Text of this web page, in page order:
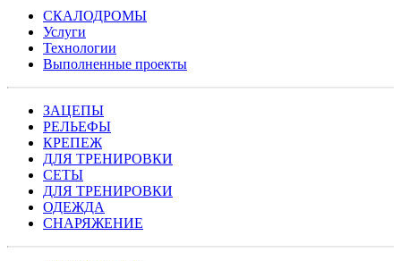
СКАЛОДРОМЫ
Услуги
Технологии
Выполненные проекты
ЗАЦЕПЫ
РЕЛЬЕФЫ
КРЕПЕЖ
ДЛЯ ТРЕНИРОВКИ
СЕТЫ
ДЛЯ ТРЕНИРОВКИ
ОДЕЖДА
СНАРЯЖЕНИЕ